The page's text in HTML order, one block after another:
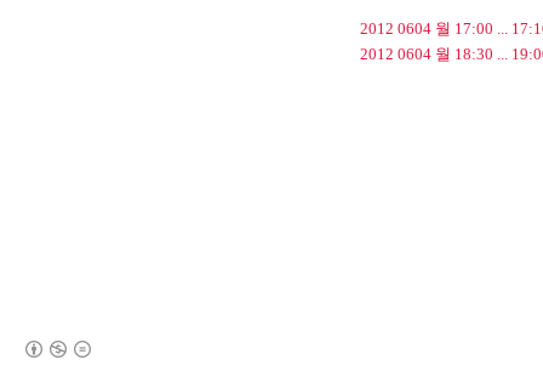
2012 0604 월 17:00 ...
2012 0604 월 18:30 ...